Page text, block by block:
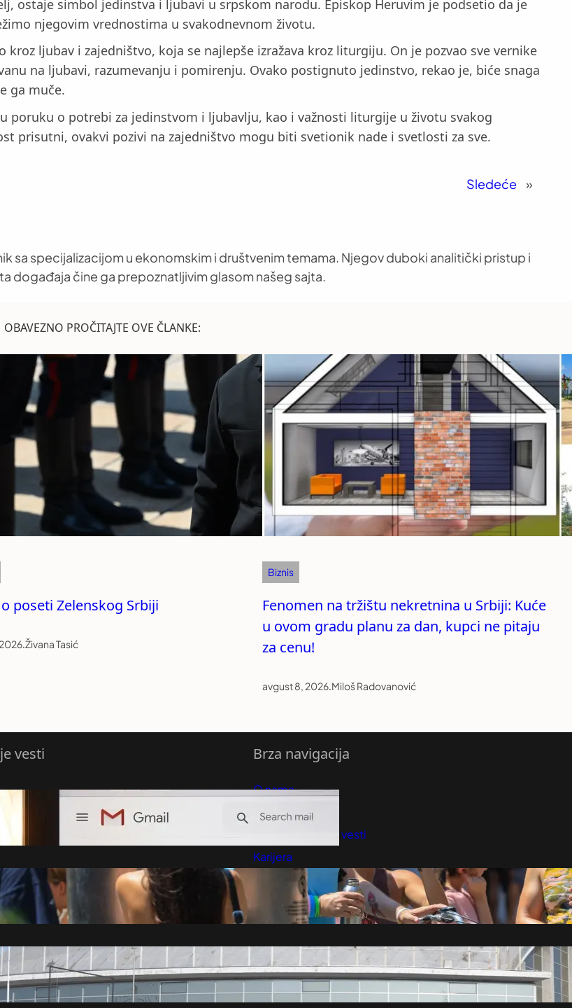
ostaje simbol jedinstva i ljubavi u srpskom narodu. Episkop Heruvim je podsetio da je
njegovim vrednostima u svakodnevnom životu.
ljubav i zajedništvo, koja se najlepše izražava kroz liturgiju. On je pozvao sve vernike
na ljubavi, razumevanju i pomirenju. Ovako postignuto jedinstvo, rekao je, biće snaga
ga muče.
poruku o potrebi za jedinstvom i ljubavlju, kao i važnosti liturgije u životu svakog
prisutni, ovakvi pozivi na zajedništvo mogu biti svetionik nade i svetlosti za sve.
Sledeće »
sa specijalizacijom u ekonomskim i društvenim temama. Njegov duboki analitički pristup i
događaja čine ga prepoznatljivim glasom našeg sajta.
OBAVEZNO PROČITAJTE OVE ČLANKE:
poseti Zelenskog Srbiji
.Živana Tasić
Biznis
Fenomen na tržištu nekretnina u Srbiji: Kuće
u ovom gradu planu za dan, kupci ne pitaju
za cenu!
avgust 8, 2026.Miloš Radovanović
vesti
Gmail uvodi velike promjene od 2027.
godine: Milioni korisnika moraće da se
prilagode
U Srbiji do 38 stepeni početkom sledeće
sedmice
avgust 8, 2026
Vlada Srbije osnovala novo preduzeće i
na njega prenela imovinu Beogradskog
sajma
avgust 8, 2026
Brza navigacija
O nama
Predloži Vest
Pretplatite se na vesti
Karijera
Marketing
Kontakt